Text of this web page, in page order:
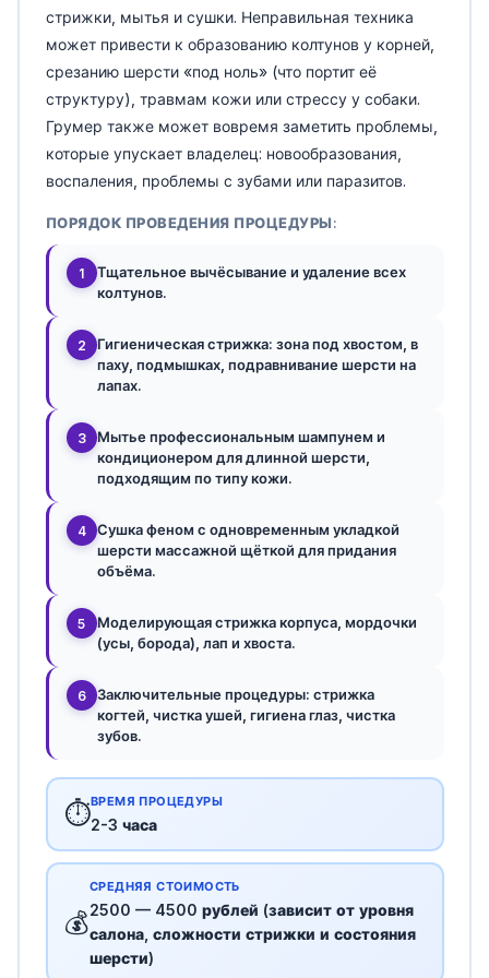
стрижки, мытья и сушки. Неправильная техника
может привести к образованию колтунов у корней,
срезанию шерсти «под ноль» (что портит её
структуру), травмам кожи или стрессу у собаки.
Грумер также может вовремя заметить проблемы,
которые упускает владелец: новообразования,
воспаления, проблемы с зубами или паразитов.
ПОРЯДОК ПРОВЕДЕНИЯ ПРОЦЕДУРЫ:
1
Тщательное вычёсывание и удаление всех
колтунов.
2
Гигиеническая стрижка: зона под хвостом, в
паху, подмышках, подравнивание шерсти на
лапах.
3
Мытье профессиональным шампунем и
кондиционером для длинной шерсти,
подходящим по типу кожи.
4
Сушка феном с одновременным укладкой
шерсти массажной щёткой для придания
объёма.
5
Моделирующая стрижка корпуса, мордочки
(усы, борода), лап и хвоста.
6
Заключительные процедуры: стрижка
когтей, чистка ушей, гигиена глаз, чистка
зубов.
⏱️ВРЕМЯ ПРОЦЕДУРЫ
2-3 часа
💰
СРЕДНЯЯ СТОИМОСТЬ
2500 — 4500 рублей (зависит от уровня
салона, сложности стрижки и состояния
шерсти)